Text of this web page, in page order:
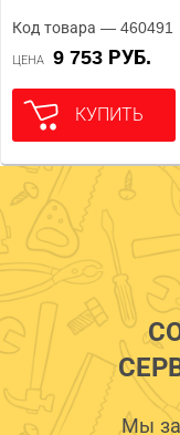
Код товара — 460491
ЦЕНА 9 753 РУБ.
КУПИТЬ
Мы